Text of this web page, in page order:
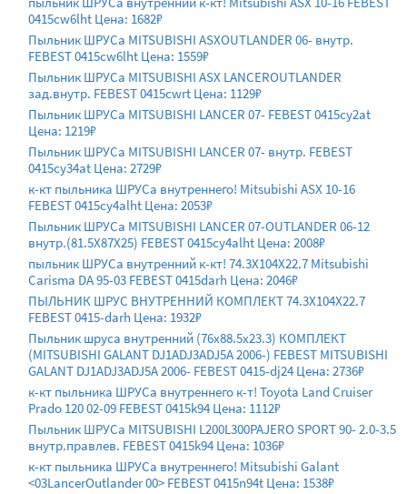
0415cw6lht Цена: 1682₽
Пыльник ШРУСа MITSUBISHI ASXOUTLANDER 06- внутр.
FEBEST 0415cw6lht Цена: 1559₽
Пыльник ШРУСа MITSUBISHI ASX LANCEROUTLANDER
зад.внутр. FEBEST 0415cwrt Цена: 1129₽
Пыльник ШРУСа MITSUBISHI LANCER 07- FEBEST 0415cy2at
Цена: 1219₽
Пыльник ШРУСа MITSUBISHI LANCER 07- внутр. FEBEST
0415cy34at Цена: 2729₽
к-кт пыльника ШРУСа внутреннего! Mitsubishi ASX 10-16
FEBEST 0415cy4alht Цена: 2053₽
Пыльник ШРУСа MITSUBISHI LANCER 07-OUTLANDER 06-12
внутр.(81.5X87X25) FEBEST 0415cy4alht Цена: 2008₽
пыльник ШРУСа внутренний к-кт! 74.3X104X22.7 Mitsubishi
Carisma DA 95-03 FEBEST 0415darh Цена: 2046₽
ПЫЛЬНИК ШРУС ВНУТРЕННИЙ КОМПЛЕКТ 74.3X104X22.7
FEBEST 0415-darh Цена: 1932₽
Пыльник шруса внутренний (76x88.5x23.3) КОМПЛЕКТ
(MITSUBISHI GALANT DJ1ADJ3ADJ5A 2006-) FEBEST MITSUBISHI
GALANT DJ1ADJ3ADJ5A 2006- FEBEST 0415-dj24 Цена: 2736₽
к-кт пыльника ШРУСа внутреннего к-т! Toyota Land Cruiser
Prado 120 02-09 FEBEST 0415k94 Цена: 1112₽
Пыльник ШРУСа MITSUBISHI L200L300PAJERO SPORT 90- 2.0-3.5
внутр.правлев. FEBEST 0415k94 Цена: 1036₽
к-кт пыльника ШРУСа внутреннего! Mitsubishi Galant
<03LancerOutlander 00> FEBEST 0415n94t Цена: 1538₽